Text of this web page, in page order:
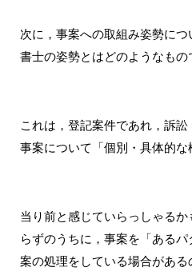
次に，事案への取組み姿勢に
書士の姿勢とはどのようなもの
これは，登記案件であれ，訴
事案について「個別・具体的な
当り前と感じていらっしゃる
らずのうちに，事案を「ある
案の処理をしている場合がある